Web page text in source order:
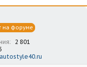
на форуме
2 801
autostyle40.ru